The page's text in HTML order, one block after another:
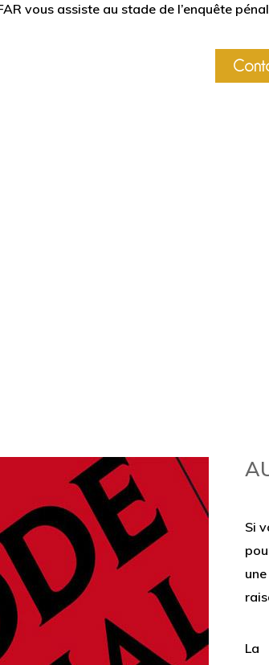
vous assiste au stade de l’enquête
Si
La